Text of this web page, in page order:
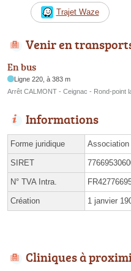
Trajet Waze
Venir en
En bus
Ligne 220, à 383 m
Arrêt CALMONT - Ceignac - Rond-point
Informations
Forme juridique Association
SIRET
N° TVA Intra.
Création 1 janvier
Cliniques à